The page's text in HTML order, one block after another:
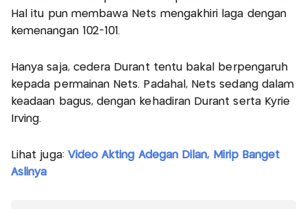
Hal itu pun membawa Nets mengakhiri laga dengan
kemenangan 102-101.
Hanya saja, cedera Durant tentu bakal berpengaruh
kepada permainan Nets. Padahal, Nets sedang dalam
keadaan bagus, dengan kehadiran Durant serta Kyrie
Irving.
Lihat juga: Video Akting Adegan Dilan, Mirip Banget
Aslinya